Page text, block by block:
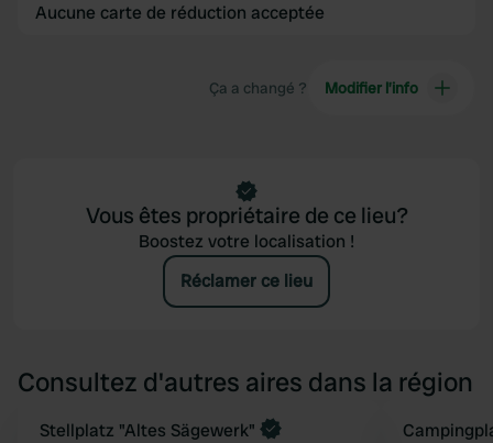
Aucune carte de réduction acceptée
Ça a changé ? Modifier l’info
Vous êtes propriétaire de ce lieu?
Boostez votre localisation !
Réclamer ce lieu
Consultez d'autres aires dans la région
Reserve maintenant
Stellplatz "Altes Sägewerk"